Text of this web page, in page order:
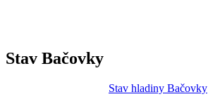
Stav Bačovky
Stav hladiny Bačovky